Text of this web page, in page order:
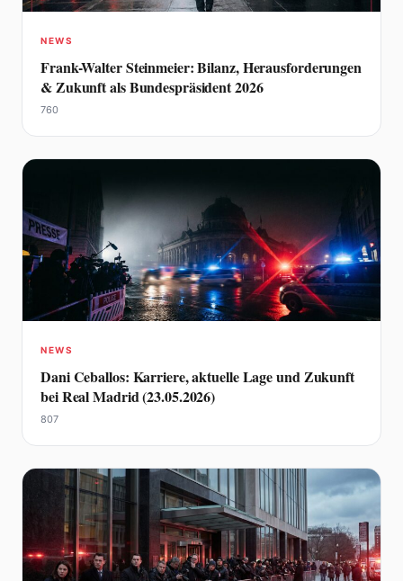
NEWS
Frank-Walter Steinmeier: Bilanz, Herausforderungen
& Zukunft als Bundespräsident 2026
760
NEWS
Dani Ceballos: Karriere, aktuelle Lage und Zukunft
bei Real Madrid (23.05.2026)
807